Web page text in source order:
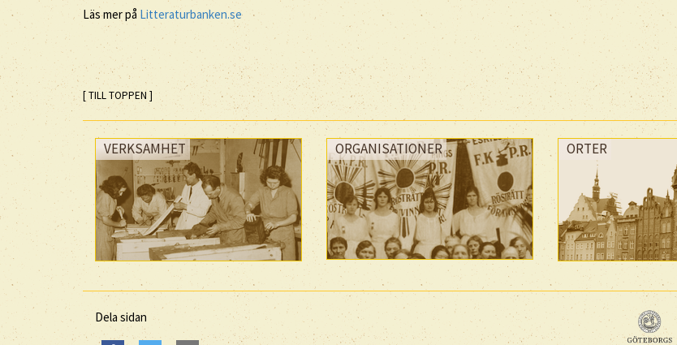
Läs mer på Litteraturbanken.se
[ TILL TOPPEN ]
VERKSAMHET ORGANISATIONER ORTER
Dela sidan